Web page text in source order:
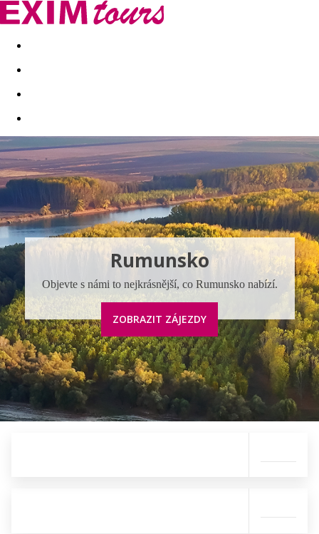
Akční nabídky Last minute
Rumunsko
Objevte s námi to nejkrásnější, co Rumunsko nabízí.
ZOBRAZIT ZÁJEZDY